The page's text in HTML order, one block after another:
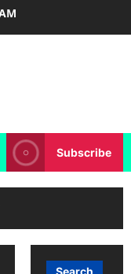
Subscribe
Search